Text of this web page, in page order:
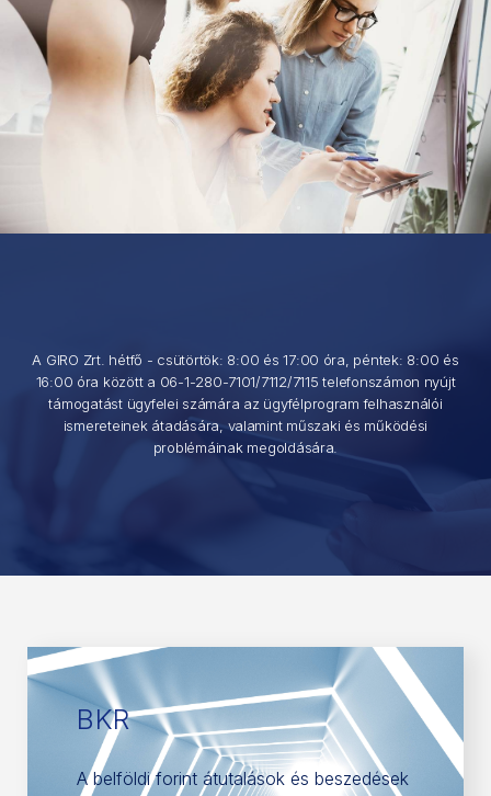
A GIRO Zrt. hétfő - csütörtök: 8:00 és 17:00 óra, péntek: 8:00 és
16:00 óra között a 06-1-280-7101/7112/7115 telefonszámon nyújt
támogatást ügyfelei számára az ügyfélprogram felhasználói
ismereteinek átadására, valamint műszaki és működési
problémáinak megoldására.
BKR
A belföldi forint átutalások és beszedések